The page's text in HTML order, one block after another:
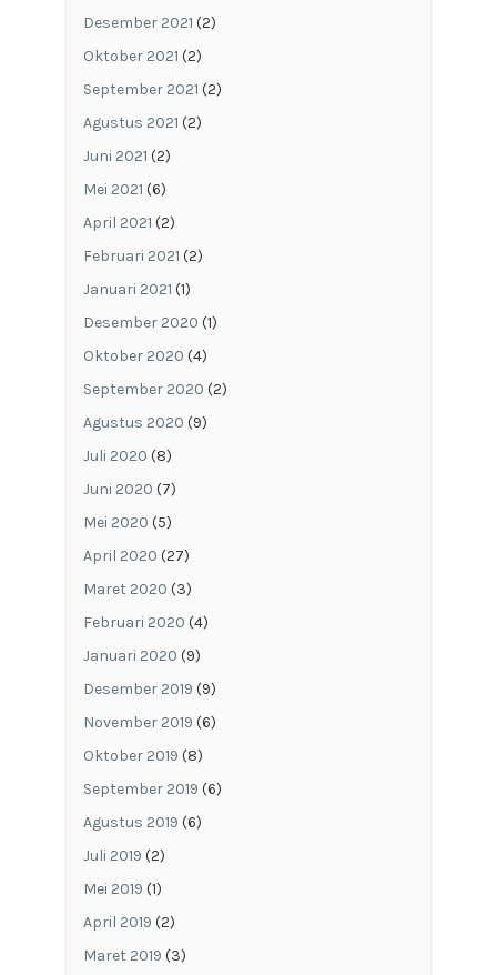
Desember 2021 (2)
Oktober 2021 (2)
September 2021 (2)
Agustus 2021 (2)
Juni 2021 (2)
Mei 2021 (6)
April 2021 (2)
Februari 2021 (2)
Januari 2021 (1)
Desember 2020 (1)
Oktober 2020 (4)
September 2020 (2)
Agustus 2020 (9)
Juli 2020 (8)
Juni 2020 (7)
Mei 2020 (5)
April 2020 (27)
Maret 2020 (3)
Februari 2020 (4)
Januari 2020 (9)
Desember 2019 (9)
November 2019 (6)
Oktober 2019 (8)
September 2019 (6)
Agustus 2019 (6)
Juli 2019 (2)
Mei 2019 (1)
April 2019 (2)
Maret 2019 (3)